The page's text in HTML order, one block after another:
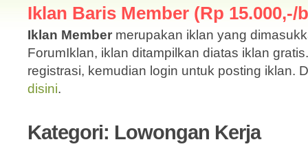
Iklan Baris Member (Rp 15.000,-/
Iklan Member merupakan iklan yang
ForumIklan, iklan ditampilkan diatas iklan
registrasi, kemudian login untuk posting iklan.
disini.
Kategori: Lowongan Kerja